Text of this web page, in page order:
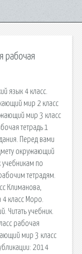
рабочая
язык 4 класс.
мир 2 класс
мир 3 класс
тетрадь 1
Перед вами
окружающий
учебникам по
тетрадям.
Климанова,
класс Моро.
Читать учебник.
рабочая
мир 3 класс
2014